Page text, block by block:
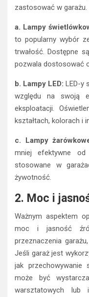
zastosować w
a. Lampy
to popularny wybór
trwałość. Dostępne
pozwala dostosować
b. Lampy LED: LED-y
względu na swoją
eksploatacji.
kształtach, kolorach i
c. Lampy
mniej efektywne
stosowane w
żywotność.
2. Moc i
Ważnym aspektem
moc i jasność
przeznaczenia
Jeśli garaż jest
jak przechowywanie
może być
warsztatowych lub